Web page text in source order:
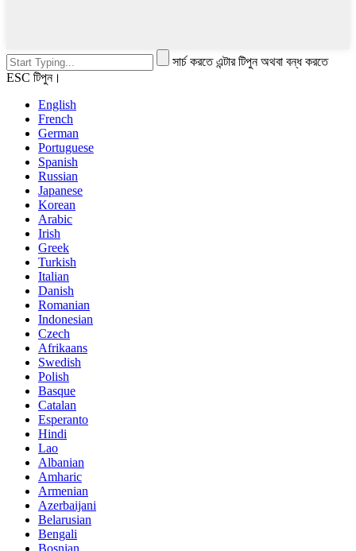
সার্চ করতে এন্টার টিপুন অথবা বন্ধ করতে
ESC টিপুন।
English
French
German
Portuguese
Spanish
Russian
Japanese
Korean
Arabic
Irish
Greek
Turkish
Italian
Danish
Romanian
Indonesian
Czech
Afrikaans
Swedish
Polish
Basque
Catalan
Esperanto
Hindi
Lao
Albanian
Amharic
Armenian
Azerbaijani
Belarusian
Bengali
Bosnian